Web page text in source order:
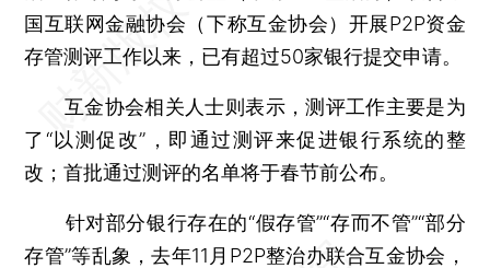
国互联网金融协会（下称互金协会）开展P2P资金
存管测评工作以来，已有超过50家银行提交申请。
互金协会相关人士则表示，测评工作主要是为
了“以测促改”，即通过测评来促进银行系统的整
改；首批通过测评的名单将于春节前公布。
针对部分银行存在的“假存管”“存而不管”“部分
存管”等乱象，去年11月P2P整治办联合互金协会，